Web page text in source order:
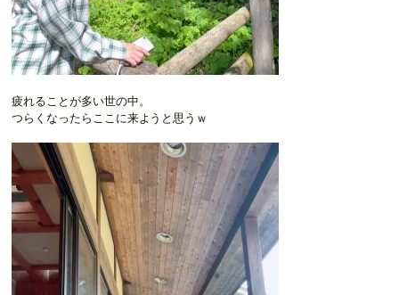
疲れることが多い世の中。
つらくなったらここに来ようと思うｗ